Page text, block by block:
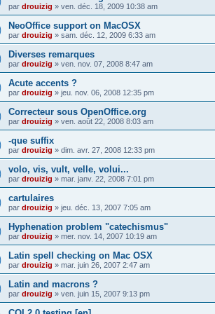
par drouizig » ven. déc. 18, 2009 10:38 am
NeoOffice support on MacOSX
par drouizig » sam. déc. 12, 2009 6:33 am
Diverses remarques
par drouizig » ven. nov. 07, 2008 8:47 am
Acute accents ?
par drouizig » jeu. nov. 06, 2008 12:35 pm
Correcteur sous OpenOffice.org
par drouizig » ven. août 22, 2008 8:03 am
-que suffix
par drouizig » dim. avr. 27, 2008 12:33 pm
volo, vis, vult, velle, volui...
par drouizig » mar. janv. 22, 2008 7:01 pm
cartulaires
par drouizig » jeu. déc. 13, 2007 7:05 am
Hyphenation problem "catechismus"
par drouizig » mer. nov. 14, 2007 10:19 am
Latin spell checking on Mac OSX
par drouizig » mar. juin 26, 2007 2:47 am
Latin and macrons ?
par drouizig » ven. juin 15, 2007 9:13 pm